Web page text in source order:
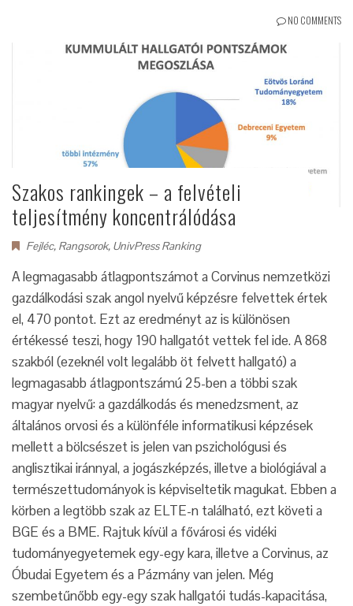
NO COMMENTS
Szakos rankingek – a felvételi
teljesítmény koncentrálódása
Fejléc, Rangsorok, UnivPress Ranking
A legmagasabb átlagpontszámot a Corvinus nemzetközi
gazdálkodási szak angol nyelvű képzésre felvettek értek
el, 470 pontot. Ezt az eredményt az is különösen
értékessé teszi, hogy 190 hallgatót vettek fel ide. A 868
szakból (ezeknél volt legalább öt felvett hallgató) a
legmagasabb átlagpontszámú 25-ben a többi szak
magyar nyelvű: a gazdálkodás és menedzsment, az
általános orvosi és a különféle informatikusi képzések
mellett a bölcsészet is jelen van pszichológusi és
anglisztikai iránnyal, a jogászképzés, illetve a biológiával a
természettudományok is képviseltetik magukat. Ebben a
körben a legtöbb szak az ELTE-n található, ezt követi a
BGE és a BME. Rajtuk kívül a fővárosi és vidéki
tudományegyetemek egy-egy kara, illetve a Corvinus, az
Óbudai Egyetem és a Pázmány van jelen. Még
szembetűnőbb egy-egy szak hallgatói tudás-kapacitása,